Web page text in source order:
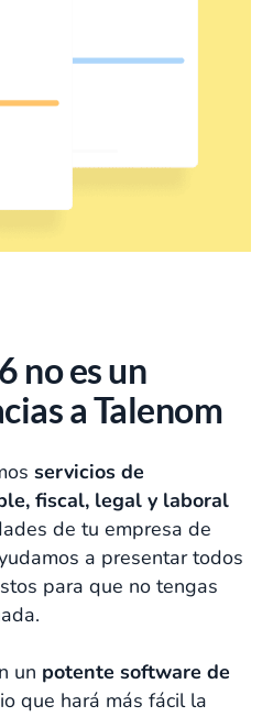
no es un
a Talenom
servicios de
fiscal, legal y laboral
de tu empresa de
a presentar todos
para que no tengas
un potente software de
que hará más fácil la